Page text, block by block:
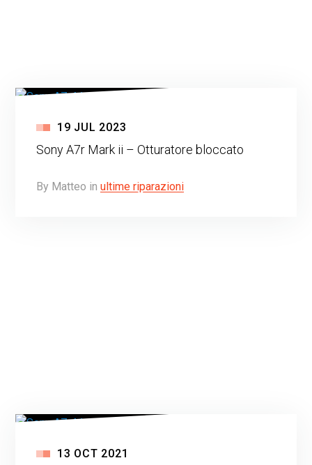
19 JUL 2023
Sony A7r Mark ii – Otturatore bloccato
By Matteo in ultime riparazioni
13 OCT 2021